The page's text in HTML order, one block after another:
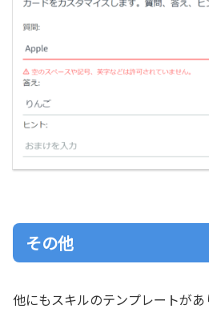
その他
他にもスキルのテンプレートがあ